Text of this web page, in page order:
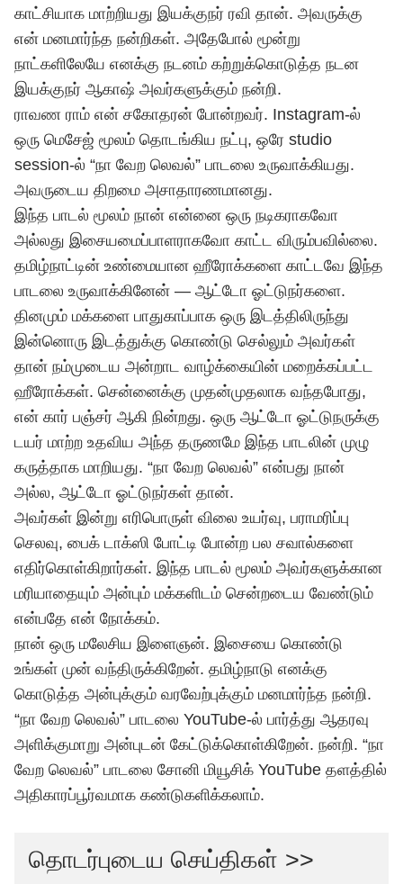
காட்சியாக மாற்றியது இயக்குநர் ரவி தான். அவருக்கு
என் மனமார்ந்த நன்றிகள். அதேபோல் மூன்று
நாட்களிலேயே எனக்கு நடனம் கற்றுக்கொடுத்த நடன
இயக்குநர் ஆகாஷ் அவர்களுக்கும் நன்றி.
ராவண ராம் என் சகோதரன் போன்றவர். Instagram-ல்
ஒரு மெசேஜ் மூலம் தொடங்கிய நட்பு, ஒரே studio
session-ல் “நா வேற லெவல்” பாடலை உருவாக்கியது.
அவருடைய திறமை அசாதாரணமானது.
இந்த பாடல் மூலம் நான் என்னை ஒரு நடிகராகவோ
அல்லது இசையமைப்பாளராகவோ காட்ட விரும்பவில்லை.
தமிழ்நாட்டின் உண்மையான ஹீரோக்களை காட்டவே இந்த
பாடலை உருவாக்கினேன் — ஆட்டோ ஓட்டுநர்களை.
தினமும் மக்களை பாதுகாப்பாக ஒரு இடத்திலிருந்து
இன்னொரு இடத்துக்கு கொண்டு செல்லும் அவர்கள்
தான் நம்முடைய அன்றாட வாழ்க்கையின் மறைக்கப்பட்ட
ஹீரோக்கள். சென்னைக்கு முதன்முதலாக வந்தபோது,
என் கார் பஞ்சர் ஆகி நின்றது. ஒரு ஆட்டோ ஓட்டுநருக்கு
டயர் மாற்ற உதவிய அந்த தருணமே இந்த பாடலின் முழு
கருத்தாக மாறியது. “நா வேற லெவல்” என்பது நான்
அல்ல, ஆட்டோ ஓட்டுநர்கள் தான்.
அவர்கள் இன்று எரிபொருள் விலை உயர்வு, பராமரிப்பு
செலவு, பைக் டாக்ஸி போட்டி போன்ற பல சவால்களை
எதிர்கொள்கிறார்கள். இந்த பாடல் மூலம் அவர்களுக்கான
மரியாதையும் அன்பும் மக்களிடம் சென்றடைய வேண்டும்
என்பதே என் நோக்கம்.
நான் ஒரு மலேசிய இளைஞன். இசையை கொண்டு
உங்கள் முன் வந்திருக்கிறேன். தமிழ்நாடு எனக்கு
கொடுத்த அன்புக்கும் வரவேற்புக்கும் மனமார்ந்த நன்றி.
“நா வேற லெவல்” பாடலை YouTube-ல் பார்த்து ஆதரவு
அளிக்குமாறு அன்புடன் கேட்டுக்கொள்கிறேன். நன்றி. “நா
வேற லெவல்” பாடலை சோனி மியூசிக் YouTube தளத்தில்
அதிகாரப்பூர்வமாக கண்டுகளிக்கலாம்.
தொடர்புடைய செய்திகள் >>